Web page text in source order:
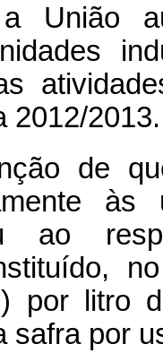
União
2012/2013.
de
ao
por litro
safra por